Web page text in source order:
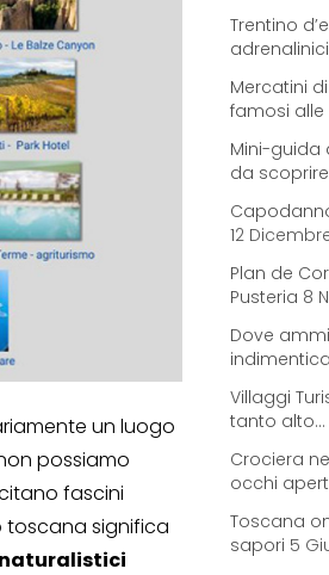
un luogo
possiamo
fascini
toscana significa
naturalistici
Trentino
adrenalinici
Mercatini
famosi
Mini-guida
da scoprire
12
Plan de
Pusteria 8
Dove
Villaggi
tanto alto…
Crociera
occhi
Toscana
sapori 5